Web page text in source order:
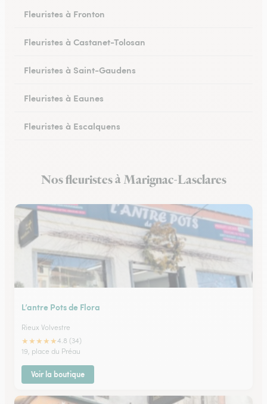
Fleuristes à Fronton
Fleuristes à Castanet-Tolosan
Fleuristes à Saint-Gaudens
Fleuristes à Eaunes
Fleuristes à Escalquens
Fleuristes à Colomiers
Nos fleuristes à Marignac-Lasclares
L’antre Pots de Flora
Rieux Volvestre
★★★★★4.8 (34)
19, place du Préau
Voir la boutique